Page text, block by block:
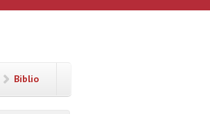
Biblio